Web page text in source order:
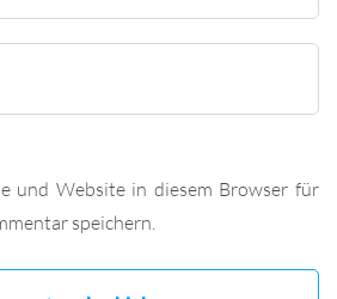
und Website in diesem Browser für
speichern.